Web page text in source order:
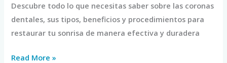
Descubre todo lo que necesitas saber sobre las coronas
dentales, sus tipos, beneficios y procedimientos para
restaurar tu sonrisa de manera efectiva y duradera
Read More »